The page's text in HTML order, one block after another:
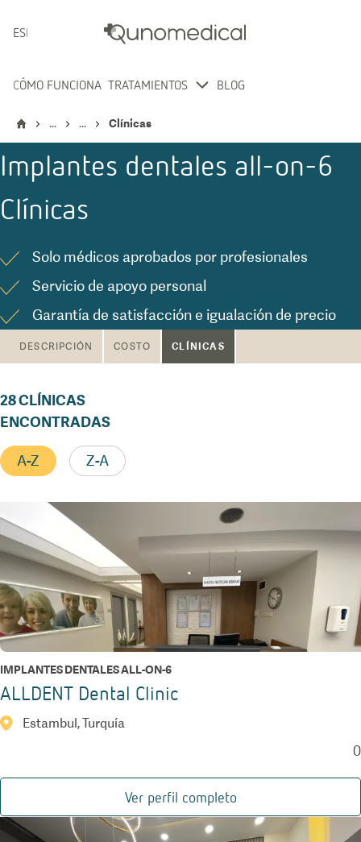
ESPAÑOL
CÓMO FUNCIONA TRATAMIENTOS BLOG
... ... Clínicas
Implantes dentales all-on-6
Clínicas
Solo médicos aprobados por profesionales
Servicio de apoyo personal
Garantía de satisfacción e igualación de precio
DESCRIPCIÓN COSTO CLÍNICAS
28CLÍNICAS
ENCONTRADAS
A-Z Z-A
IMPLANTES DENTALES ALL-ON-6
ALLDENT Dental Clinic
Estambul, Turquía
0
Ver perfil completo